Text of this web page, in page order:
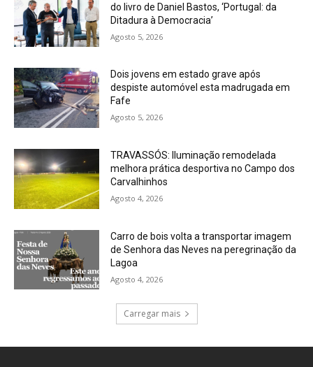
do livro de Daniel Bastos, ‘Portugal: da
Ditadura à Democracia’
Agosto 5, 2026
Dois jovens em estado grave após
despiste automóvel esta madrugada em
Fafe
Agosto 5, 2026
TRAVASSÓS: Iluminação remodelada
melhora prática desportiva no Campo dos
Carvalhinhos
Agosto 4, 2026
Carro de bois volta a transportar imagem
de Senhora das Neves na peregrinação da
Lagoa
Agosto 4, 2026
Carregar mais